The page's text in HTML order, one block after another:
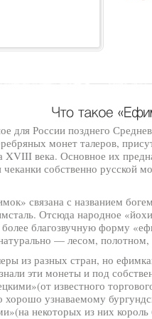
для России позднего
монет талеров,
XVIII века. Основное их
чеканки собственно
связана с названием
Отсюда народное
благозвучную форму
— лесом,
из разных стран, но
эти монеты и под
известного
узнаваемому
некоторых из них